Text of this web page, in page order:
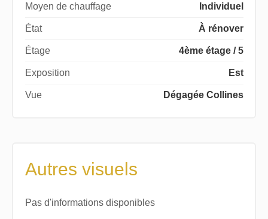
Moyen de chauffage Individuel
État À rénover
Étage 4ème étage / 5
Exposition Est
Vue Dégagée Collines
Autres visuels
Pas d'informations disponibles